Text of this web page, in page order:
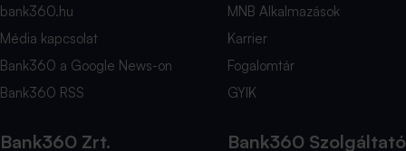
bank360.hu
Média kapcsolat
Bank360 a Google News-on
Bank360 RSS
MNB Alkalmazások
Karrier
Fogalomtár
GYIK
Bank360 Zrt. Bank360 Szolgáltató